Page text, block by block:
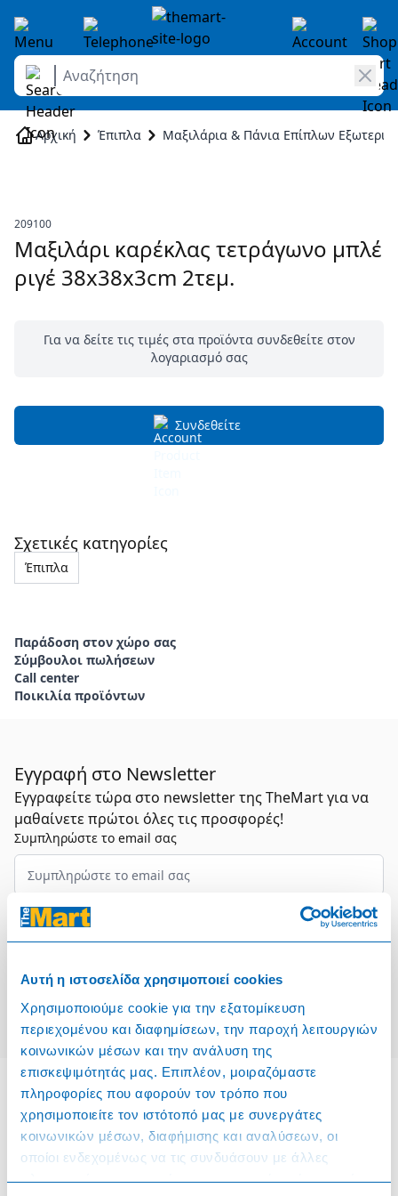
Αυτή η ιστοσελίδα χρησιμοποιεί cookies
Χρησιμοποιούμε cookie για την εξατομίκευση
περιεχομένου και διαφημίσεων, την παροχή λειτουργιών
κοινωνικών μέσων και την ανάλυση της
επισκεψιμότητάς μας. Επιπλέον, μοιραζόμαστε
πληροφορίες που αφορούν τον τρόπο που
χρησιμοποιείτε τον ιστότοπό μας με συνεργάτες
κοινωνικών μέσων, διαφήμισης και αναλύσεων, οι
οποίοι ενδεχομένως να τις συνδυάσουν με άλλες
πληροφορίες που τους έχετε παραχωρήσει ή τις οποίες
Skip to Content
Αναζήτηση
Αρχική Έπιπλα Μαξιλάρια & Πάνια Επίπλων
209100
Μαξιλάρι καρέκλας τετράγωνο μπλέ
ριγέ 38x38x3cm 2τεμ.
Για να δείτε τις τιμές στα προϊόντα συνδεθείτε στον
λογαριασμό σας
Συνδεθείτε
Σχετικές κατηγορίες
Έπιπλα
Παράδοση στον χώρο σας
Σύμβουλοι πωλήσεων
Call center
Ποικιλία προϊόντων
Εγγραφή στο Newsletter
Εγγραφείτε τώρα στο newsletter της TheMart για να
μαθαίνετε πρώτοι όλες τις προσφορές!
Συμπληρώστε το email σας
Επιλέξτε τον τομέα σας
Πληροφορίες
Όροι & Προϋποθέσεις